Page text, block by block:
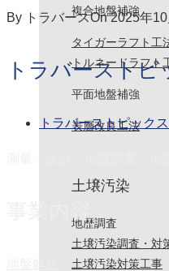
複合地盤補強
タイガーラフト工
トルネードラフト
平面地盤補強
表層改良工法
土壌汚染
地歴調査
土壌汚染調査・対
土壌汚染対策工事
By トラバースOn2025年10
トラバーストピ
トラバーストピック
事業内容